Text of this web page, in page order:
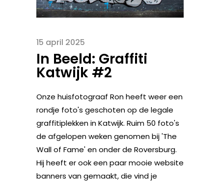
15 april 2025
In Beeld: Graffiti
Katwijk #2
Onze huisfotograaf Ron heeft weer een
rondje foto's geschoten op de legale
graffitiplekken in Katwijk. Ruim 50 foto's
de afgelopen weken genomen bij 'The
Wall of Fame' en onder de Roversburg.
Hij heeft er ook een paar mooie website
banners van gemaakt, die vind je